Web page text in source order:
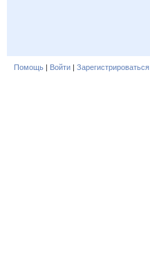
Помощь | Войти | Зарегистрироваться